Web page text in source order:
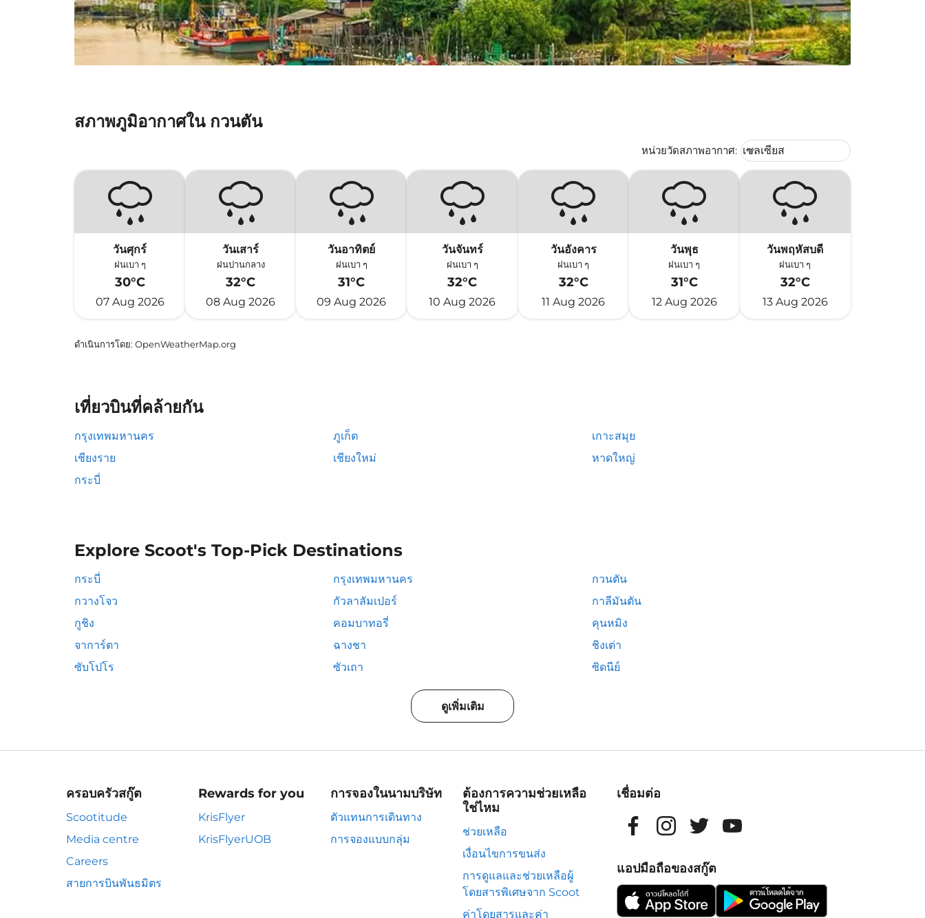
สภาพภูมิอากาศใน กวนตัน
หน่วยวัดสภาพอากาศ: Weather unit option เซลเซียส
เซลเซียส
keyboard_arrow_down
วันศุกร์
ฝนเบา ๆ
30°C
07 Aug 2026
วันเสาร์
ฝนปานกลาง
32°C
08 Aug 2026
วันอาทิตย์
ฝนเบา ๆ
31°C
09 Aug 2026
วันจันทร์
ฝนเบา ๆ
32°C
10 Aug 2026
วันอังคาร
ฝนเบา ๆ
32°C
11 Aug 2026
วันพุธ
ฝนเบา ๆ
31°C
12 Aug 2026
วันพฤหัสบดี
ฝนเบา ๆ
32°C
13 Aug 2026
ดำเนินการโดย: OpenWeatherMap.org
เที่ยวบินที่คล้ายกัน
กรุงเทพมหานคร ภูเก็ต
เกาะสมุย
เชียงราย
เชียงใหม่
หาดใหญ่
กระบี่
Explore Scoot's Top-Pick Destinations
กระบี่ กรุงเทพมหานคร
กวนตัน
กวางโจว
กัวลาลัมเปอร์
กาลีมันตัน
กูชิง
คอมบาทอรี่
คุนหมิง
จาการ์ตา
ฉางชา
ชิงเต่า
ซับโปโร
ซัวเถา ซิดนีย์
ดูเพิ่มเติม
ครอบครัวสกู๊ต
Scootitude
Media centre
Careers
สายการบินพันธมิตร
Rewards for you
KrisFlyer
KrisFlyerUOB
การจองในนามบริษัท
ตัวแทนการเดินทาง
การจองแบบกลุ่ม
ต้องการความช่วยเหลือ
ใช่ไหม
ช่วยเหลือ
เงื่อนไขการขนส่ง
การดูแลและช่วยเหลือผู้
โดยสารพิเศษจาก Scoot
ค่าโดยสารและค่า
เชื่อมต่อ
แอปมือถือของสกู๊ต